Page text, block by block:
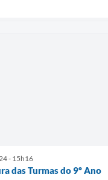
- 15h16
das Turmas do 9º Ano